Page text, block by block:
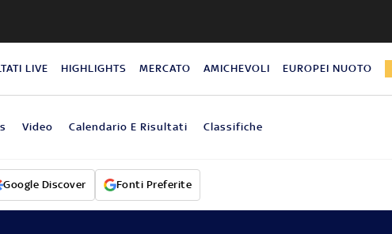
LIVE HIGHLIGHTS MERCATO AMICHEVOLI EUROPEI NUOTO
Video Calendario E Risultati Classifiche
Google Discover Fonti Preferite